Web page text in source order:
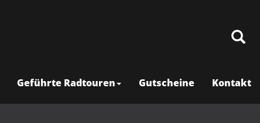
Geführte Radtouren Gutscheine Kontakt